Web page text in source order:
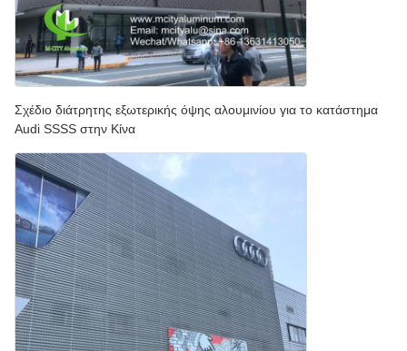
Σχέδιο διάτρητης εξωτερικής όψης αλουμινίου για το κατάστημα
Audi SSSS στην Κίνα